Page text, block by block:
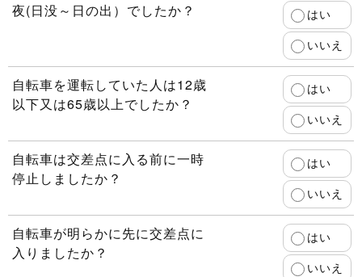
夜(日没～日の出）でしたか？
はい
いいえ
自転車を運転していた人は12歳
以下又は65歳以上でしたか？
はい
いいえ
自転車は交差点に入る前に一時
停止しましたか？
はい
いいえ
自転車が明らかに先に交差点に
入りましたか？
はい
いいえ